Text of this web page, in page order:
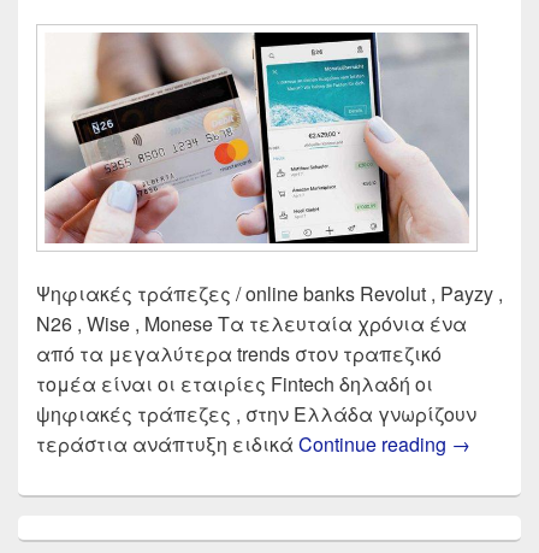
Ψηφιακές τράπεζες / online banks Revolut , Payzy ,
N26 , Wise , Monese Τα τελευταία χρόνια ένα
από τα μεγαλύτερα trends στον τραπεζικό
τομέα είναι οι εταιρίες Fintech δηλαδή οι
ψηφιακές τράπεζες , στην Ελλάδα γνωρίζουν
τεράστια ανάπτυξη ειδικά Continue reading →
Sidebar